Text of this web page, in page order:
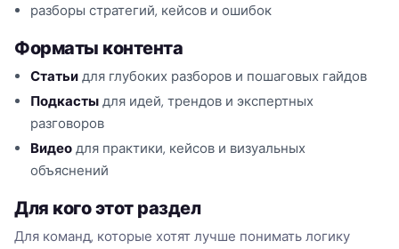
разборы стратегий, кейсов и ошибок
Форматы контента
Статьи для глубоких разборов и пошаговых гайдов
Подкасты для идей, трендов и экспертных
разговоров
Видео для практики, кейсов и визуальных
объяснений
Для кого этот раздел
Для команд, которые хотят лучше понимать логику